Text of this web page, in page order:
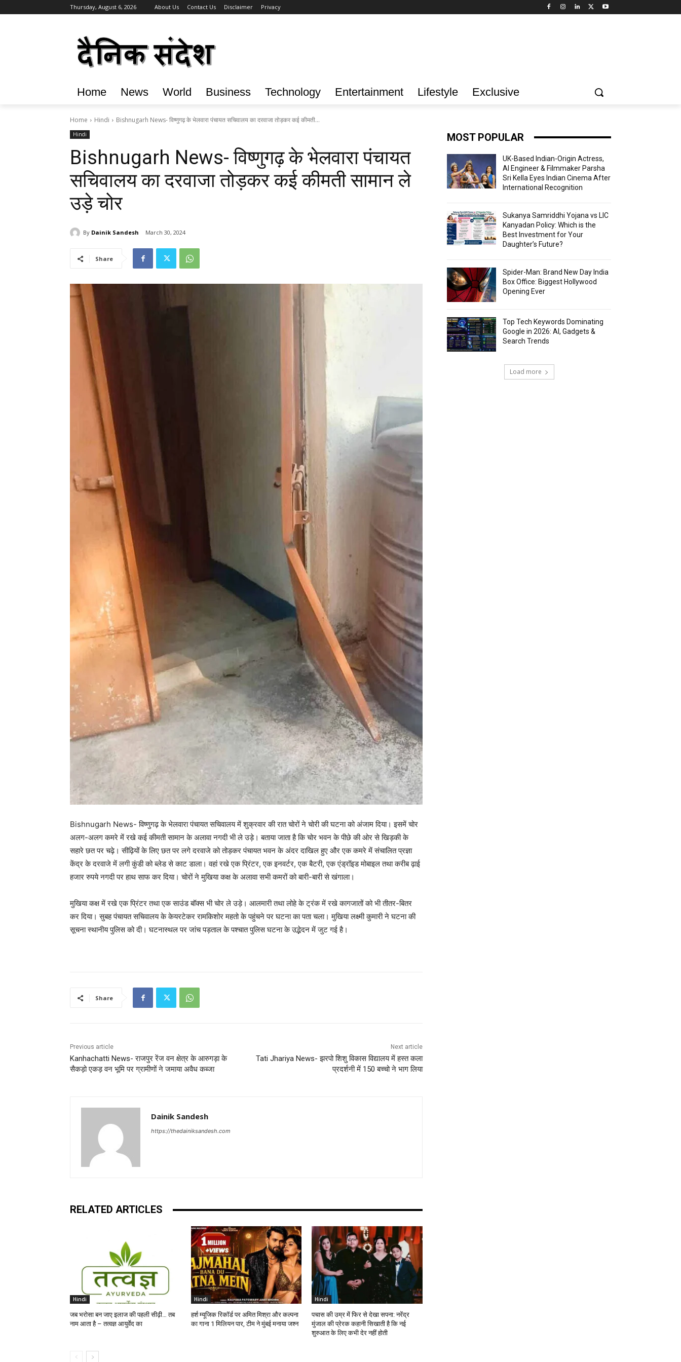
Thursday, August 6, 2026 About Us Contact Us Disclaimer Privacy
Home News World Business Technology Entertainment Lifestyle Exclusive
Home Hindi Bishnugarh News- विष्णुगढ़ के भेलवारा पंचायत सचिवालय का दरवाजा तोड़कर कई कीमती...
Hindi
Bishnugarh News- विष्णुगढ़ के भेलवारा पंचायत
सचिवालय का दरवाजा तोड़कर कई कीमती सामान ले
उड़े चोर
By Dainik Sandesh March 30, 2024
Share
Bishnugarh News- विष्णुगढ़ के भेलवारा पंचायत सचिवालय में शुक्रवार की रात चोरों ने चोरी की घटना को अंजाम दिया। इसमें चोर
अलग-अलग कमरे में रखे कई कीमती सामान के अलावा नगदी भी ले उड़े। बताया जाता है कि चोर भवन के पीछे की ओर से खिड़की के
सहारे छत पर चढ़े। सीढ़ियों के लिए छत पर लगे दरवाजे को तोड़कर पंचायत भवन के अंदर दाखिल हुए और एक कमरे में संचालित प्रज्ञा
केंद्र के दरवाजे में लगी कुंडी को ब्लेड से काट डाला। वहां रखे एक प्रिंटर, एक इनवर्टर, एक बैटरी, एक एंड्रॉइड मोबाइल तथा करीब ढ़ाई
हजार रुपये नगदी पर हाथ साफ कर दिया। चोरों ने मुखिया कक्ष के अलावा सभी कमरों को बारी-बारी से खंगाला।
मुखिया कक्ष में रखे एक प्रिंटर तथा एक साउंड बॉक्स भी चोर ले उड़े। आलमारी तथा लोहे के ट्रंक में रखे कागजातों को भी तीतर-बितर
कर दिया। सुबह पंचायत सचिवालय के केयरटेकर रामकिशोर महतो के पहुंचने पर घटना का पता चला। मुखिया लक्ष्मी कुमारी ने घटना की
सूचना स्थानीय पुलिस को दी। घटनास्थल पर जांच पड़ताल के पश्चात पुलिस घटना के उद्भेदन में जुट गई है।
Share
Previous article
Kanhachatti News- राजपुर रेंज वन क्षेत्र के आरुगड़ा के
सैकड़ो एकड़ वन भूमि पर ग्रामीणों ने जमाया अवैध कब्जा
Next article
Tati Jhariya News- झरपो शिशु विकास विद्यालय में हस्त कला
प्रदर्शनी में 150 बच्चो ने भाग लिया
Dainik Sandesh
https://thedainiksandesh.com
RELATED ARTICLES
Hindi
जब भरोसा बन जाए इलाज की पहली सीढ़ी… तब
नाम आता है – तत्वज्ञ आयुर्वेद का
Hindi
हर्श म्यूजिक रिकॉर्ड पर अमित मिश्रा और कल्पना
का गाना 1 मिलियन पार, टीम ने मुंबई मनाया जश्न
Hindi
पचास की उम्र में फिर से देखा सपना: नरेंद्र
मुंजाल की प्रेरक कहानी सिखाती है कि नई
शुरुआत के लिए कभी देर नहीं होती
MOST POPULAR
UK-Based Indian-Origin Actress,
AI Engineer & Filmmaker Parsha
Sri Kella Eyes Indian Cinema After
International Recognition
Sukanya Samriddhi Yojana vs LIC
Kanyadan Policy: Which is the
Best Investment for Your
Daughter’s Future?
Spider-Man: Brand New Day India
Box Office: Biggest Hollywood
Opening Ever
Top Tech Keywords Dominating
Google in 2026: AI, Gadgets &
Search Trends
Load more